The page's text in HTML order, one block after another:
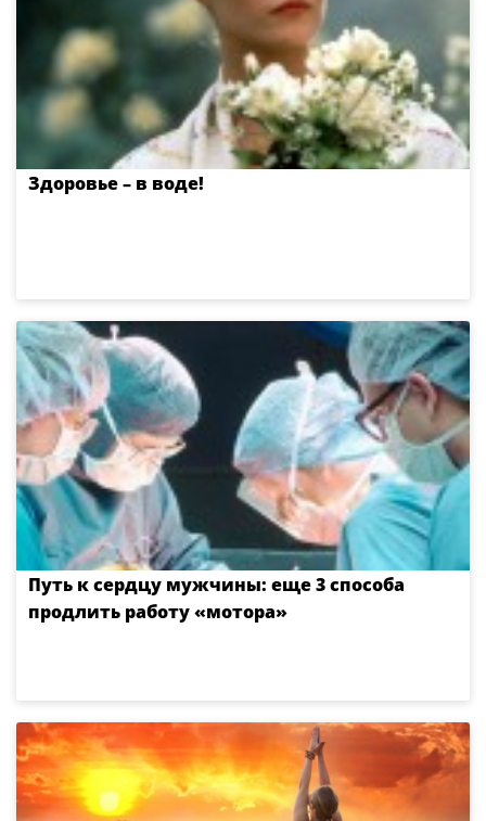
Здоровье – в воде!
Путь к сердцу мужчины: еще 3 способа
продлить работу «мотора»